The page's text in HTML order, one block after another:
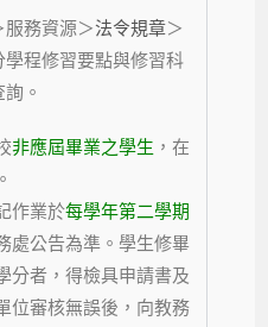
服務資源＞法令規章＞
程修習要點與修習科
。
非應屆畢業之學生 ，在
作業於每學年第二學期
處公告為準。學生修畢
分者，得檢具申請書及
位審核無誤後，向教務